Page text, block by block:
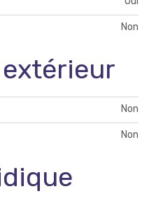
Non
Non
Non